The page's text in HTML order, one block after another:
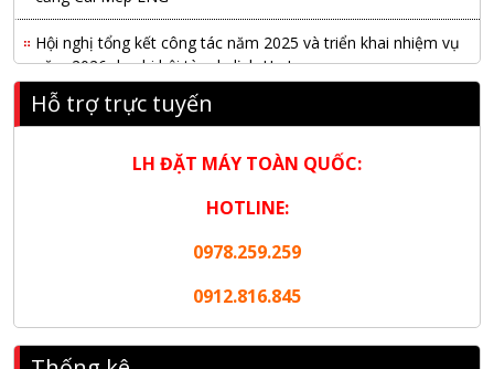
Hội nghị tổng kết công tác năm 2025 và triển khai nhiệm vụ
năm 2026 do chi hội tàu du lịch Hạ Long
NANIBI khai trương văn phòng Ninh Bình & kỷ niệm 15 năm
phát triển bền vững
Tập đoàn Công nghiệp nặng Sơn Đông tổ chức Hội nghị đối
Nanibi Cung Cấp Động Cơ Weichai Cho Tàu Vận Tải Minh
Hỗ trợ trực tuyến
LH ĐẶT MÁY TOÀN QUỐC:
HOTLINE:
0978.259.259
0912.816.845